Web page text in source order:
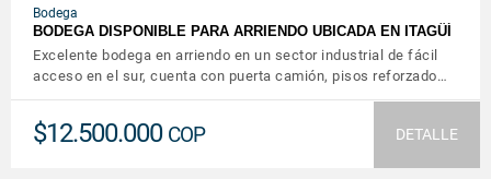
Bodega
BODEGA DISPONIBLE PARA ARRIENDO UBICADA EN ITAGÜÍ
Excelente bodega en arriendo en un sector industrial de fácil
acceso en el sur, cuenta con puerta camión, pisos reforzado…
$12.500.000 COP DETALLE